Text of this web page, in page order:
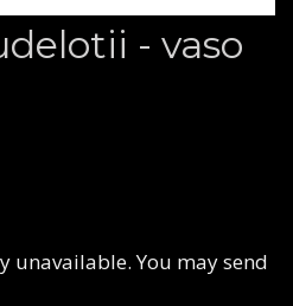
- vaso
unavailable. You may send